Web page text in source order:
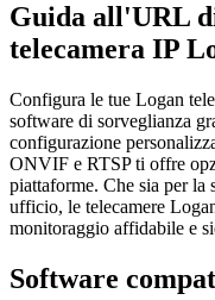
Guida all'URL
telecamera IP
Configura le tue Logan
software di sorveglianza
configurazione
ONVIF e RTSP ti offre
piattaforme. Che sia per la
ufficio, le telecamere
monitoraggio affidabile e
Software